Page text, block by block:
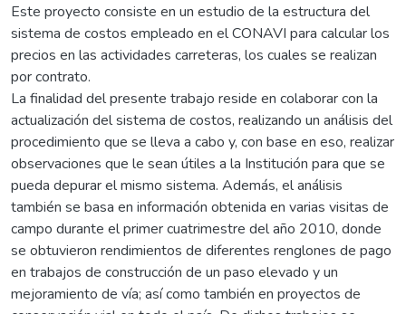
Este proyecto consiste en un estudio de la estructura del
sistema de costos empleado en el CONAVI para calcular los
precios en las actividades carreteras, los cuales se realizan
por contrato.
La finalidad del presente trabajo reside en colaborar con la
actualización del sistema de costos, realizando un análisis del
procedimiento que se lleva a cabo y, con base en eso, realizar
observaciones que le sean útiles a la Institución para que se
pueda depurar el mismo sistema. Además, el análisis
también se basa en información obtenida en varias visitas de
campo durante el primer cuatrimestre del año 2010, donde
se obtuvieron rendimientos de diferentes renglones de pago
en trabajos de construcción de un paso elevado y un
mejoramiento de vía; así como también en proyectos de